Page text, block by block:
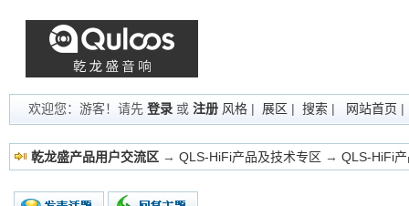
欢迎您：游客！请先 登录 或 注册 风格 | 展区 | 搜索 | 网站首页
乾龙盛产品用户交流区 → QLS-HiFi产品及技术专区 → QLS-HiFi